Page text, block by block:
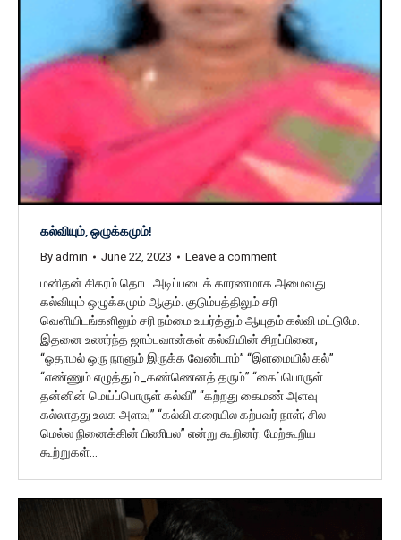
கல்வியும், ஒழுக்கமும்!
By admin June 22, 2023 Leave a comment
மனிதன் சிகரம் தொட அடிப்படைக் காரணமாக அமைவது
கல்வியும் ஒழுக்கமும் ஆகும். குடும்பத்திலும் சரி
வெளியிடங்களிலும் சரி நம்மை உயர்த்தும் ஆயுதம் கல்வி மட்டுமே.
இதனை உணர்ந்த ஜாம்பவான்கள் கல்வியின் சிறப்பினை,
“ஓதாமல் ஒரு நாளும் இருக்க வேண்டாம்” “இளமையில் கல்”
“எண்ணும் எழுத்தும்_கண்ணெனத் தரும்” “கைப்பொருள்
தன்னின் மெய்ப்பொருள் கல்வி” “கற்றது கைமண் அளவு
கல்லாதது உலக அளவு” “கல்வி கரையில கற்பவர் நாள்; சில
மெல்ல நினைக்கின் பிணிபல” என்று கூறினர். மேற்கூறிய
கூற்றுகள்…